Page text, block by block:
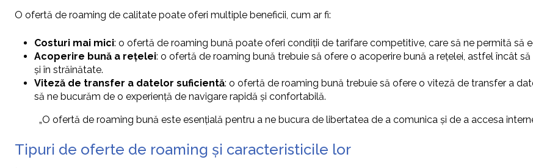
O ofertă de roaming de calitate poate oferi multiple beneficii, cum ar fi:
Costuri mai mici: o ofertă de roaming bună poate oferi condiții de tarifare competitive, care să ne permită să
Acoperire bună a rețelei: o ofertă de roaming bună trebuie să ofere o acoperire bună a rețelei, astfel încât
și în străinătate.
Viteză de transfer a datelor suficientă: o ofertă de roaming bună trebuie să ofere o viteză de transfer a
să ne bucurăm de o experiență de navigare rapidă și confortabilă.
„O ofertă de roaming bună este esențială pentru a ne bucura de libertatea de a comunica și de a accesa
Tipuri de oferte de roaming și caracteristicile lor